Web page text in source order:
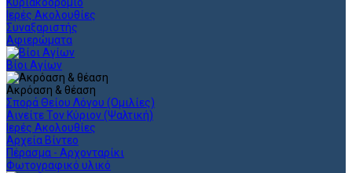
Ιερές Ακολουθίες
Συναξαριστής
Αφιερώματα
Βίοι Αγίων
Ακρόαση & θέαση
Σπορά Θείου Λόγου (Ομιλίες)
Αινείτε Τον Κύριον (Ψαλτική)
Ιερές Ακολουθίες
Αρχεία Βίντεο
Πέρασμα - Αρχονταρίκι
Φωτογραφικό υλικό